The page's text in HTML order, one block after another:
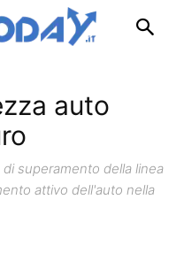
auto
superamento della linea
attivo dell'auto nella